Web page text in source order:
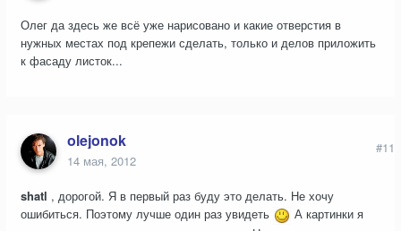
Олег да здесь же всё уже нарисовано и какие отверстия в
нужных местах под крепежи сделать, только и делов приложить
к фасаду листок...
olejonok
14 мая, 2012
#11
shatl , дорогой. Я в первый раз буду это делать. Не хочу
ошибиться. Поэтому лучше один раз увидеть
А картинки я